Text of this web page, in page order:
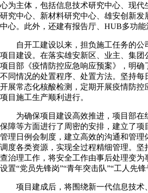
心为主体，包括信息技术研究中心、现
研究中心、新材料研究中心、雄安创新
中心。此外，还建有报告厅、HUB多功
自开工建设以来，担负施工任务的公
项目建设。在落实雄安新区、业主、集
项目部《疫情防控应急响应预案》，明
不同情况的处置程序、处置方法。坚持
开展常态化核酸检测，定期开展疫情防
项目施工生产顺利进行。
为确保项目建设高效推进，项目部在
保障等方面进行了周密的安排，建立了
管理日例会制度，建立高效的沟通和管
调度各类资源，实现全过程精细管理。
查治理工作，将安全工作由事后处理变
设置“党员先锋岗”“青年突击队”“工人先
项目建成后，将围绕新一代信息技术